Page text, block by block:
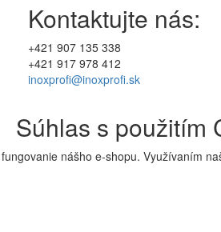
Kontaktujte nás:
+421 907 135 338
+421 917 978 412
inoxprofi@inoxprofi.sk
Súhlas s použitím
nášho e-shopu. Využívaním